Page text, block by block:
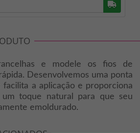
e modele os fios de
Desenvolvemos uma ponta
facilita a aplicação e proporciona
um toque natural para que seu
emoldurado.